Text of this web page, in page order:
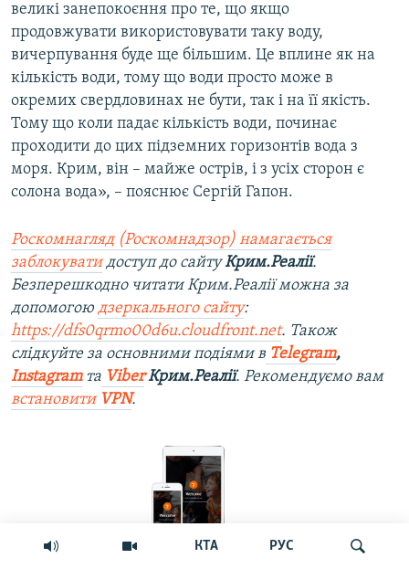
КТА РУС
великі занепокоєння про те, що якщо
продовжувати використовувати таку воду,
вичерпування буде ще більшим. Це вплине як на
кількість води, тому що води просто може в
окремих свердловинах не бути, так і на її якість.
Тому що коли падає кількість води, починає
проходити до цих підземних горизонтів вода з
моря. Крим, він – майже острів, і з усіх сторон є
солона вода», – пояснює Сергій Гапон.
Роскомнагляд (Роскомнадзор) намагається
заблокуватидоступ до сайтуКрим.Реалії.
Безперешкодно читати Крим.Реалії можна за
допомогою дзеркального сайту:
https://dfs0qrmo00d6u.cloudfront.net. Також
слідкуйте за основними подіями в Telegram,
Instagramта ViberКрим.Реалії. Рекомендуємо вам
встановити VPN.